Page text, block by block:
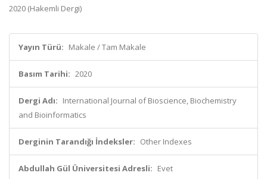
2020 (Hakemli Dergi)
Yayın Türü: Makale / Tam Makale
Basım Tarihi: 2020
Dergi Adı: International Journal of Bioscience, Biochemistry
and Bioinformatics
Derginin Tarandığı İndeksler: Other Indexes
Abdullah Gül Üniversitesi Adresli: Evet